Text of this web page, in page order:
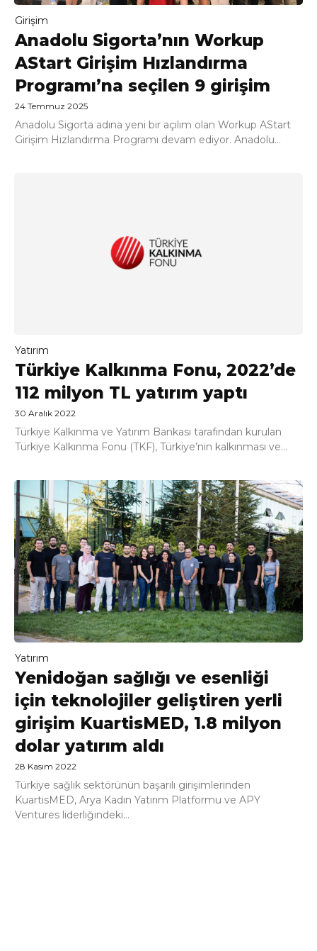
Girişim
Anadolu Sigorta’nın Workup
AStart Girişim Hızlandırma
Programı’na seçilen 9 girişim
24 Temmuz 2025
Anadolu Sigorta adına yeni bir açılım olan Workup AStart
Girişim Hızlandırma Programı devam ediyor. Anadolu...
Yatırım
Türkiye Kalkınma Fonu, 2022’de
112 milyon TL yatırım yaptı
30 Aralık 2022
Türkiye Kalkınma ve Yatırım Bankası tarafından kurulan
Türkiye Kalkınma Fonu (TKF), Türkiye’nin kalkınması ve...
Yatırım
Yenidoğan sağlığı ve esenliği
için teknolojiler geliştiren yerli
girişim KuartisMED, 1.8 milyon
dolar yatırım aldı
28 Kasım 2022
Türkiye sağlık sektörünün başarılı girişimlerinden
KuartisMED, Arya Kadın Yatırım Platformu ve APY
Ventures liderliğindeki...